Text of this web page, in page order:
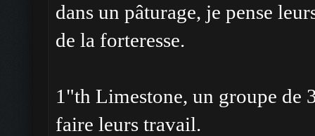
dans un pâturage, je pense
de la forteresse.
1"th Limestone, un groupe de
faire leurs travail.